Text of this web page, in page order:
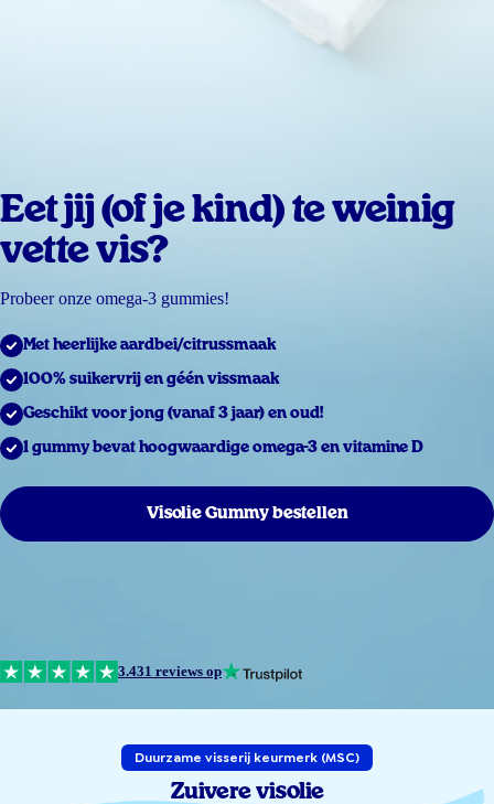
Eet jij (of je kind) te weinig
vette vis?
Probeer onze omega-3 gummies!
Met heerlijke aardbei/citrussmaak
100% suikervrij en géén vissmaak
Geschikt voor jong (vanaf 3 jaar) en oud!
1 gummy bevat hoogwaardige omega-3 en vitamine D
Visolie Gummy bestellen
3.431 reviews op
Duurzame visserij keurmerk (MSC)
Zuivere visolie